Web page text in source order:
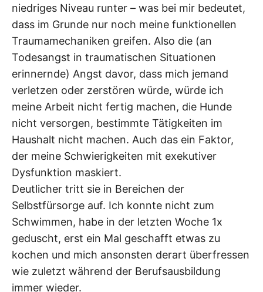
niedriges Niveau runter – was bei mir bedeutet,
dass im Grunde nur noch meine funktionellen
Traumamechaniken greifen. Also die (an
Todesangst in traumatischen Situationen
erinnernde) Angst davor, dass mich jemand
verletzen oder zerstören würde, würde ich
meine Arbeit nicht fertig machen, die Hunde
nicht versorgen, bestimmte Tätigkeiten im
Haushalt nicht machen. Auch das ein Faktor,
der meine Schwierigkeiten mit exekutiver
Dysfunktion maskiert.
Deutlicher tritt sie in Bereichen der
Selbstfürsorge auf. Ich konnte nicht zum
Schwimmen, habe in der letzten Woche 1x
geduscht, erst ein Mal geschafft etwas zu
kochen und mich ansonsten derart überfressen
wie zuletzt während der Berufsausbildung
immer wieder.